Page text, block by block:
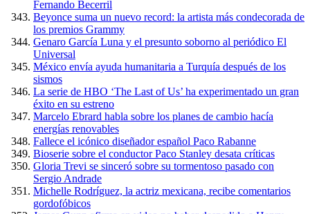
Fernando Becerril
Beyonce suma un nuevo record: la artista más condecorada de
los premios Grammy
Genaro García Luna y el presunto soborno al periódico El
Universal
México envía ayuda humanitaria a Turquía después de los
sismos
La serie de HBO ‘The Last of Us’ ha experimentado un gran
éxito en su estreno
Marcelo Ebrard habla sobre los planes de cambio hacía
energías renovables
Fallece el icónico diseñador español Paco Rabanne
Bioserie sobre el conductor Paco Stanley desata críticas
Gloria Trevi se sinceró sobre su tormentoso pasado con
Sergio Andrade
Michelle Rodríguez, la actriz mexicana, recibe comentarios
gordofóbicos